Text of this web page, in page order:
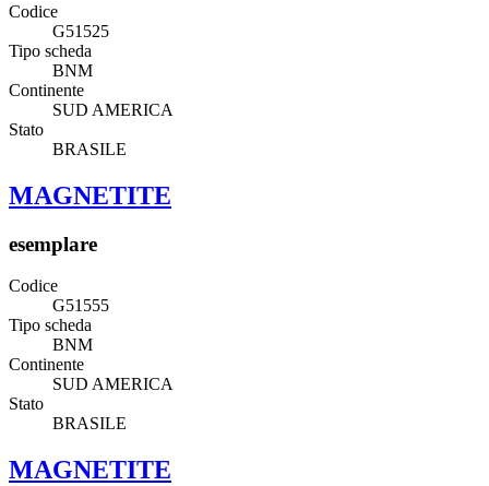
Codice
G51525
Tipo scheda
BNM
Continente
SUD AMERICA
Stato
BRASILE
MAGNETITE
esemplare
Codice
G51555
Tipo scheda
BNM
Continente
SUD AMERICA
Stato
BRASILE
MAGNETITE